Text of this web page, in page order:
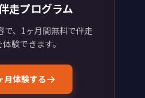
走プログラム
で、1ヶ月間無料で伴走
験できます。
月体験する